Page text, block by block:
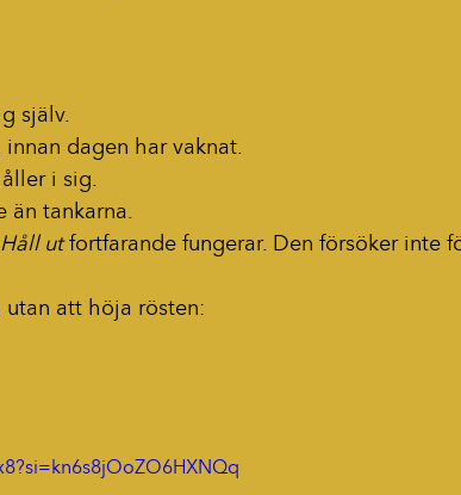
själv.
dagen har vaknat.
i sig.
än tankarna.
Håll ut fortfarande fungerar. Den försöker inte
utan att höja rösten: